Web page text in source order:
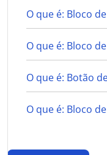
O que é: Bloco
O que é: Bloco
O que é: Botão
O que é: Bloco